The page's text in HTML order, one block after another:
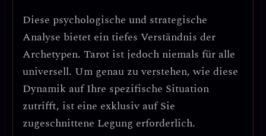
Diese psychologische und strategische
Analyse bietet ein tiefes Verständnis der
Archetypen. Tarot ist jedoch niemals für alle
universell. Um genau zu verstehen, wie diese
Dynamik auf Ihre spezifische Situation
zutrifft, ist eine exklusiv auf Sie
zugeschnittene Legung erforderlich.